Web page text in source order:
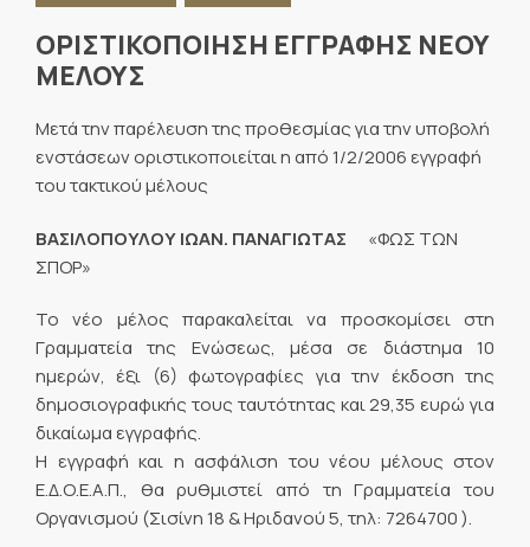
ΟΡΙΣΤΙΚΟΠΟΙΗΣΗ ΕΓΓΡΑΦΗΣ ΝΕΟΥ
ΜΕΛΟΥΣ
Μετά την παρέλευση της προθεσμίας για την υποβολή
ενστάσεων οριστικοποιείται η από 1/2/2006 εγγραφή
του τακτικού μέλους
ΒΑΣΙΛΟΠΟΥΛΟΥ ΙΩΑΝ. ΠΑΝΑΓΙΩΤΑΣ
«ΦΩΣ ΤΩΝ
ΣΠΟΡ»
Το νέο μέλος παρακαλείται να προσκομίσει στη
Γραμματεία της Ενώσεως, μέσα σε διάστημα 10
ημερών, έξι (6) φωτογραφίες για την έκδοση της
δημοσιογραφικής τους ταυτότητας και 29,35 ευρώ για
δικαίωμα εγγραφής.
Η εγγραφή και η ασφάλιση του νέου μέλους στον
Ε.Δ.Ο.Ε.Α.Π., θα ρυθμιστεί από τη Γραμματεία του
Οργανισμού (Σισίνη 18 & Ηριδανού 5, τηλ: 7264700 ).